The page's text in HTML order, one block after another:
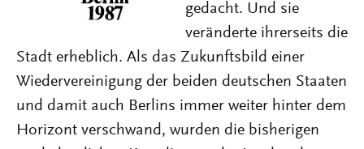
gedacht. Und sie
veränderte ihrerseits die
Stadt erheblich. Als das Zukunftsbild einer
Wiedervereinigung der beiden deutschen Staaten
und damit auch Berlins immer weiter hinter dem
Horizont verschwand, wurden die bisherigen